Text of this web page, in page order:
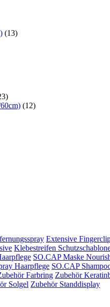
(13)
(12)
Extensive
Klebestreifen
SO.CAP Maske
Haarpflege SO.CAP
Farbring Zubehör
Solgel Zubehör Standdisplay